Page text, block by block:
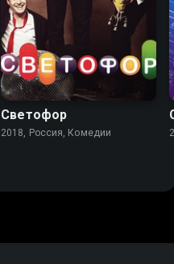
6.9 5.9
Светофор
2018, Россия, Комедии